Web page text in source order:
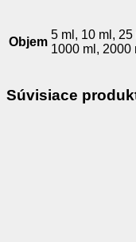
Objem
5 ml, 10 ml,
1000 ml, 2000
Súvisiace